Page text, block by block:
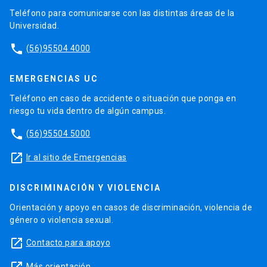
Teléfono para comunicarse con las distintas áreas de la
Universidad.
phone (56)95504 4000
EMERGENCIAS UC
Teléfono en caso de accidente o situación que ponga en
riesgo tu vida dentro de algún campus.
phone (56)95504 5000
launch Ir al sitio de Emergencias
DISCRIMINACIÓN Y VIOLENCIA
Orientación y apoyo en casos de discriminación, violencia de
género o violencia sexual.
launch Contacto para apoyo